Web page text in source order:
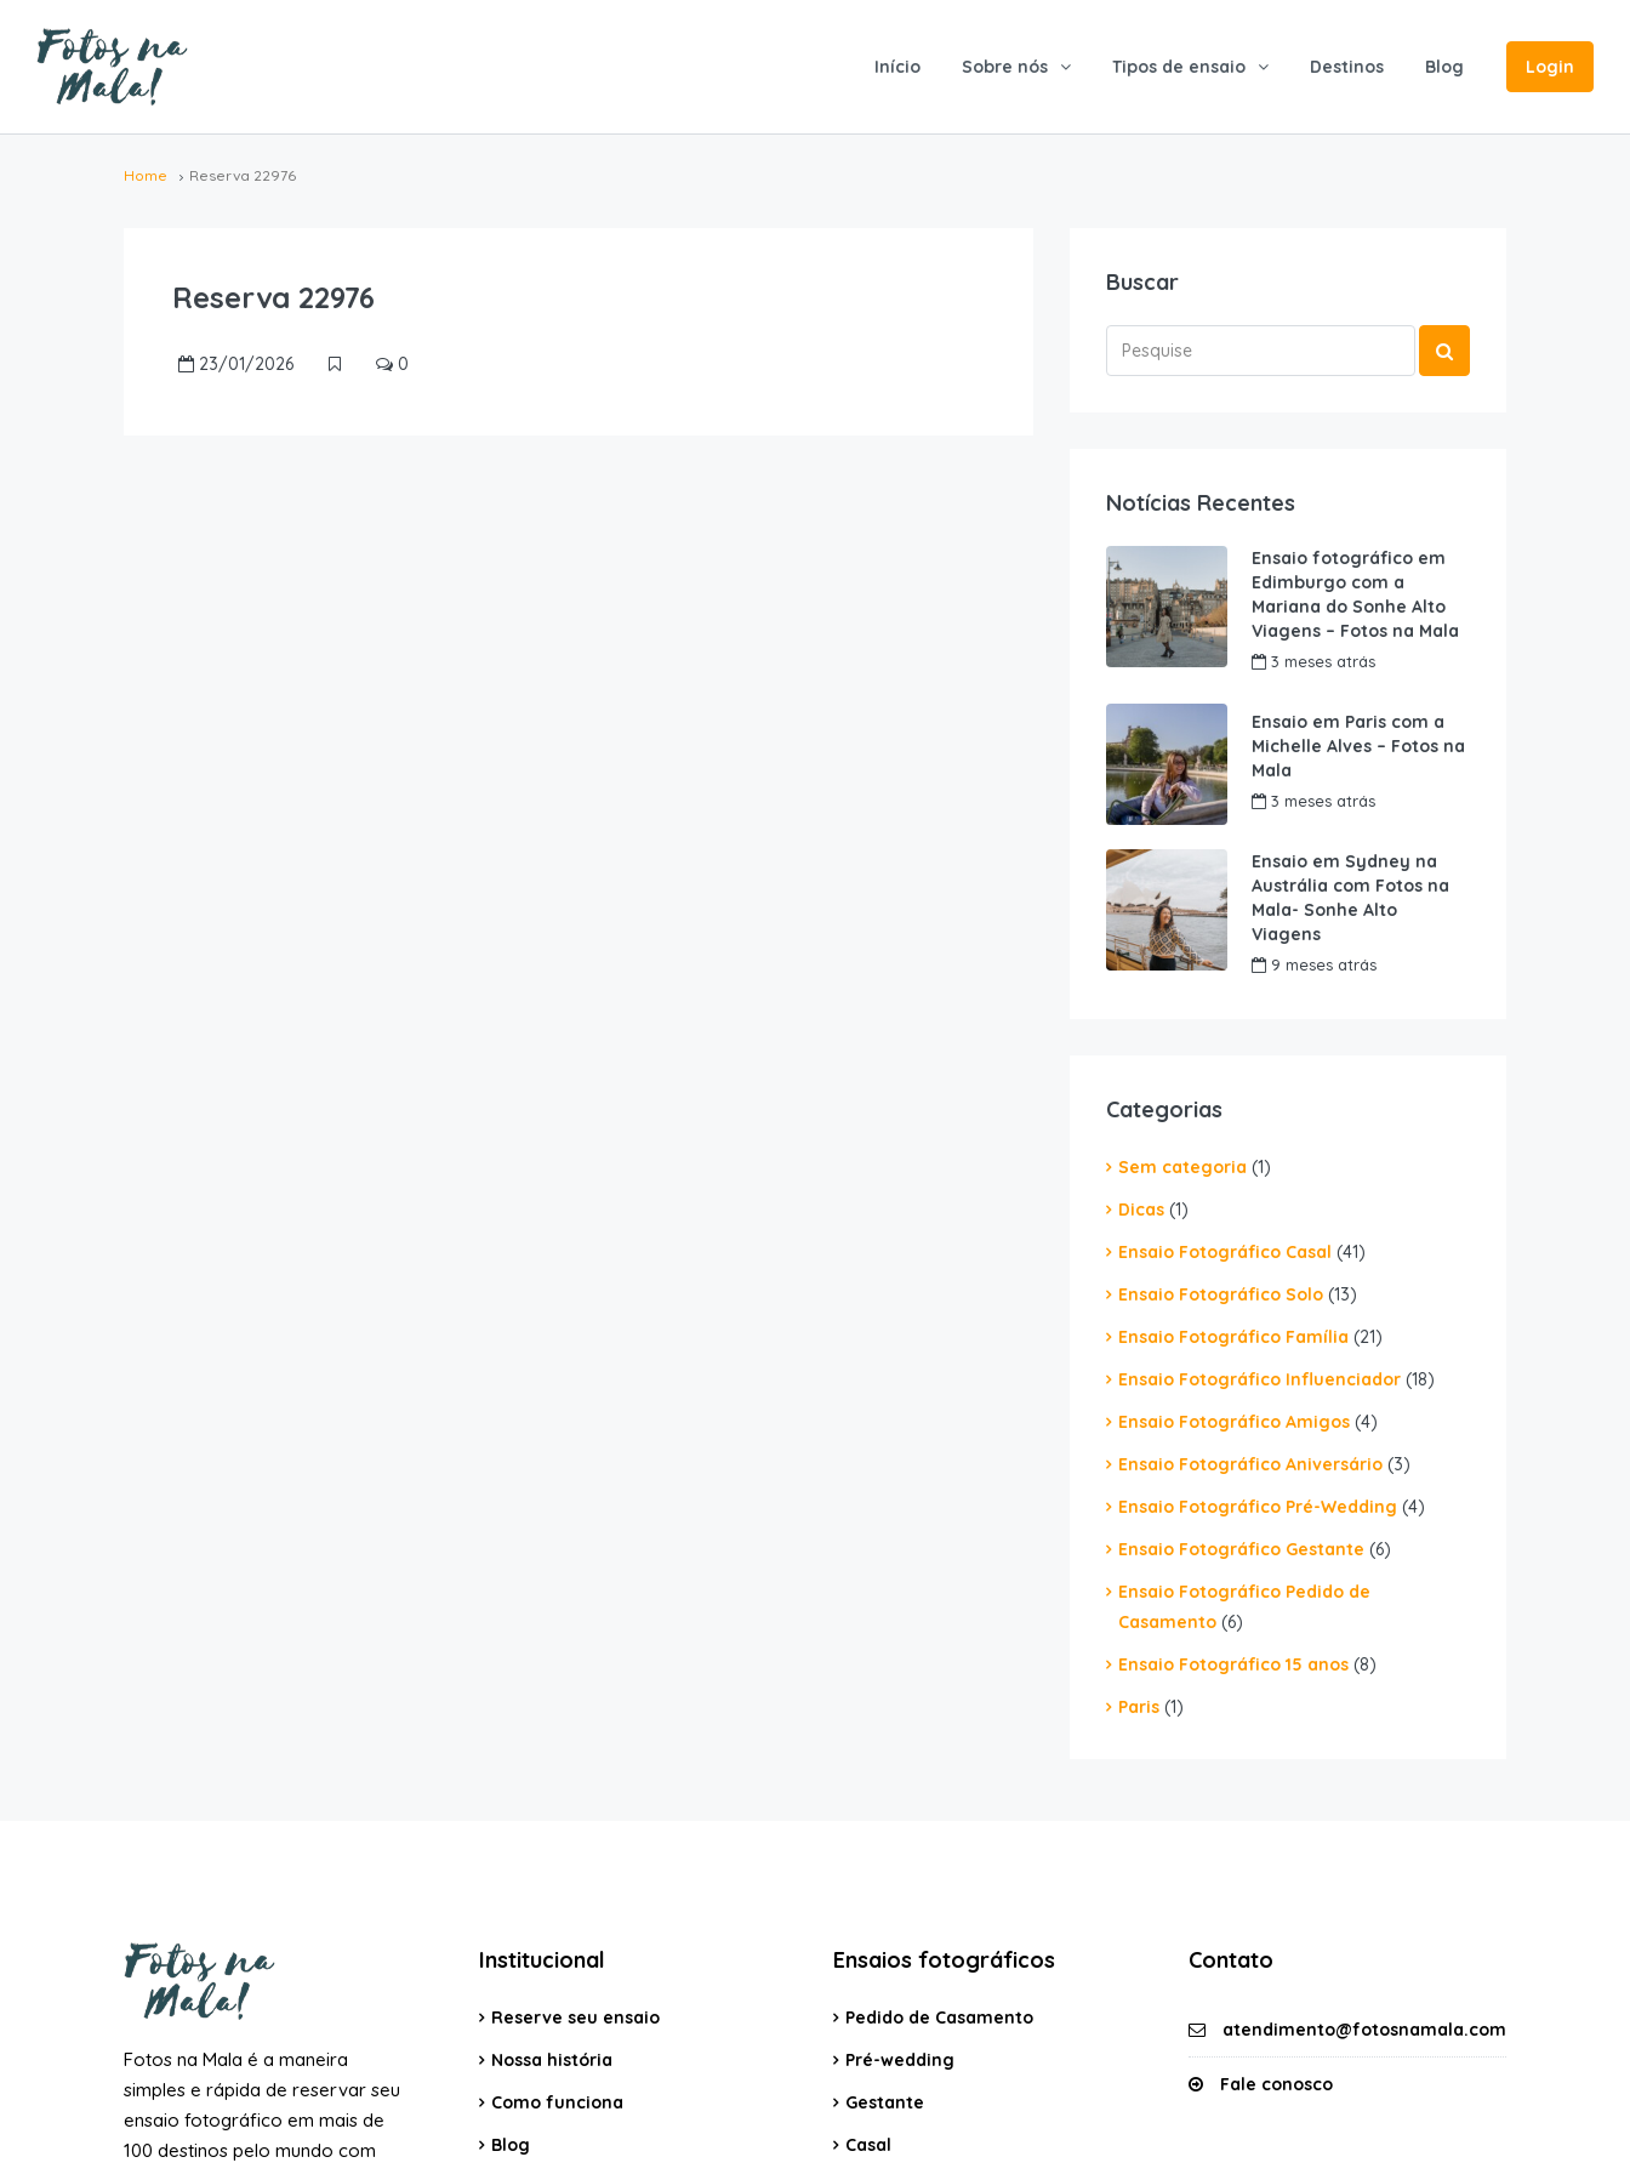
Início Sobre nós Tipos de ensaio Destinos Blog Login
Home Reserva 22976
Reserva 22976
23/01/2026 0
Buscar
Notícias Recentes
Ensaio fotográfico em
Edimburgo com a
Mariana do Sonhe Alto
Viagens – Fotos na Mala
3 meses atrás
Ensaio em Paris com a
Michelle Alves – Fotos na
Mala
3 meses atrás
Ensaio em Sydney na
Austrália com Fotos na
Mala- Sonhe Alto
Viagens
9 meses atrás
Categorias
Sem categoria (1)
Dicas (1)
Ensaio Fotográfico Casal (41)
Ensaio Fotográfico Solo (13)
Ensaio Fotográfico Família (21)
Ensaio Fotográfico Influenciador (18)
Ensaio Fotográfico Amigos (4)
Ensaio Fotográfico Aniversário (3)
Ensaio Fotográfico Pré-Wedding (4)
Ensaio Fotográfico Gestante (6)
Ensaio Fotográfico Pedido de
Casamento (6)
Ensaio Fotográfico 15 anos (8)
Paris (1)
Fotos na Mala é a maneira
simples e rápida de reservar seu
ensaio fotográfico em mais de
100 destinos pelo mundo com
Institucional
Reserve seu ensaio
Nossa história
Como funciona
Blog
Ensaios fotográficos
Pedido de Casamento
Pré-wedding
Gestante
Casal
Contato
atendimento@fotosnamala.com
Fale conosco